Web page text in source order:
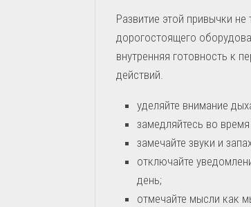
Развитие этой привычки
дорогостоящего
внутренняя готовность к
действий.
уделяйте внимание
замедляйтесь во
замечайте звуки и
отключайте
день;
отмечайте мысли как